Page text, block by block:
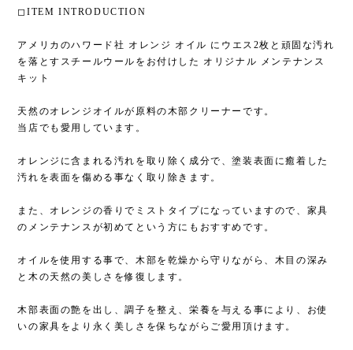
◻︎ITEM INTRODUCTION
アメリカのハワード社 オレンジ オイル にウエス2枚と頑固な汚れ
を落とすスチールウールをお付けした オリジナル メンテナンス
キット
天然のオレンジオイルが原料の木部クリーナーです。
当店でも愛用しています。
オレンジに含まれる汚れを取り除く成分で、塗装表面に癒着した
汚れを表面を傷める事なく取り除きます。
また、オレンジの香りでミストタイプになっていますので、家具
のメンテナンスが初めてという方にもおすすめです。
オイルを使用する事で、木部を乾燥から守りながら、木目の深み
と木の天然の美しさを修復します。
木部表面の艶を出し、調子を整え、栄養を与える事により、お使
いの家具をより永く美しさを保ちながらご愛用頂けます。